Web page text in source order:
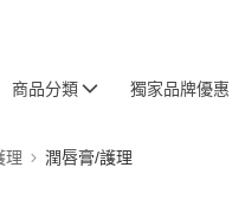
商品分類 獨家品牌優惠
理 潤唇膏/護理